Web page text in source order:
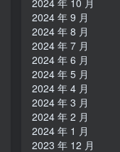
2024 年 10 月
2024 年 9 月
2024 年 8 月
2024 年 7 月
2024 年 6 月
2024 年 5 月
2024 年 4 月
2024 年 3 月
2024 年 2 月
2024 年 1 月
2023 年 12 月